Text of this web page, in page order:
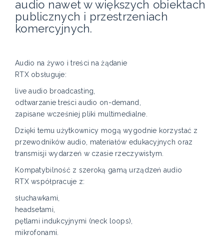
audio nawet w większych obiektach
publicznych i przestrzeniach
komercyjnych.
Audio na żywo i treści na żądanie
RTX obsługuje:
live audio broadcasting,
odtwarzanie treści audio on-demand,
zapisane wcześniej pliki multimedialne.
Dzięki temu użytkownicy mogą wygodnie korzystać z
przewodników audio, materiałów edukacyjnych oraz
transmisji wydarzeń w czasie rzeczywistym.
Kompatybilność z szeroką gamą urządzeń audio
RTX współpracuje z:
słuchawkami,
headsetami,
pętlami indukcyjnymi (neck loops),
mikrofonami.